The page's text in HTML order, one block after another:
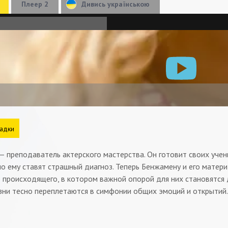
Плеер 2 Дивись українською
актерского мастерства. Он готовит своих
ему ставят страшный диагноз. Теперь Бенжамену и его
происходящего, в котором важной опорой для них становятся
тесно переплетаются в симфонии общих эмоций и открытий.